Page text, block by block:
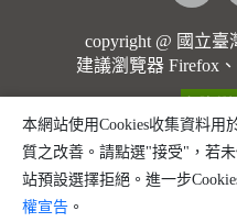
copyright @ 國立
建議瀏覽器 Firefox
本網站使用Cookies收集資料用
質之改善。請點選"接受"，若
站預設選擇拒絕。進一步
權宣告 。